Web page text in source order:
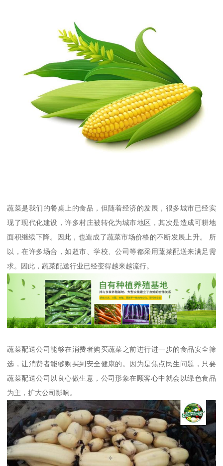
蔬菜是我们的餐桌上的食品，但随着经济的发展，很多城市已经实
现了现代化建设，许多村庄被转化为城市地区，其次是造成可耕地
面积继续下降。因此，也造成了蔬菜市场价格的不断发展上升。 所
以，在许多场合，如超市、学校、公司等都采用蔬菜配送来满足需
求。因此，蔬菜配送行业已经变得越来越流行。
蔬菜配送公司能够在消费者购买蔬菜之前进行进一步的食品安全筛
选，让消费者能够购买到安全健康的。因为是焦点民生问题，只要
蔬菜配送公司以良心做生意，公司形象在顾客心中就会以绿色食品
为主，扩大公司影响。